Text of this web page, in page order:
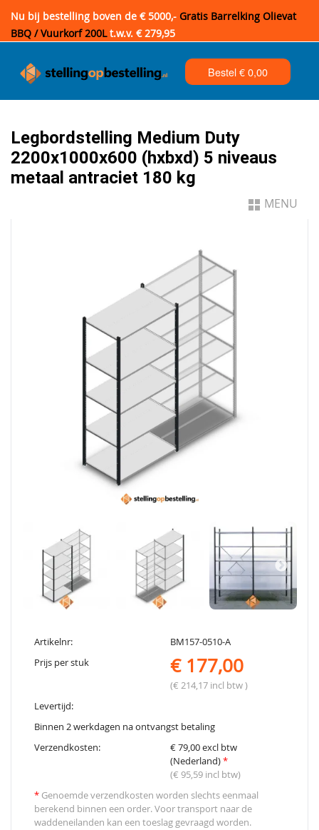
Nu bij bestelling boven de € 5000,- Gratis Barrelking Olievat
BBQ / Vuurkorf 200Lt.w.v. € 279,95
Bestel €0,00
Legbordstelling Medium Duty
2200x1000x600 (hxbxd) 5 niveaus
metaal antraciet 180 kg
MENU
Artikelnr:
BM157-0510-A
Prijs per stuk
€ 177,00
(€ 214,17 incl btw )
Levertijd:
Binnen 2 werkdagen na ontvangst betaling
Verzendkosten:
€ 79,00 excl btw
(Nederland)*
(€ 95,59 incl btw)
* Genoemde verzendkosten worden slechts eenmaal
berekend binnen een order. Voor transport naar de
waddeneilanden kan een toeslag gevraagd worden.